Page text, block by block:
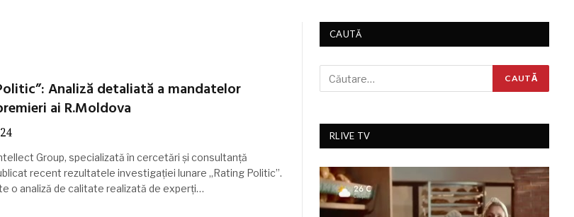
Analiză detaliată a mandatelor
ai R.Moldova
Group, specializată în cercetări și consultanță
recent rezultatele investigației lunare „Rating Politic”.
o analiză de calitate realizată de experți…
CAUTĂ
RLIVE TV